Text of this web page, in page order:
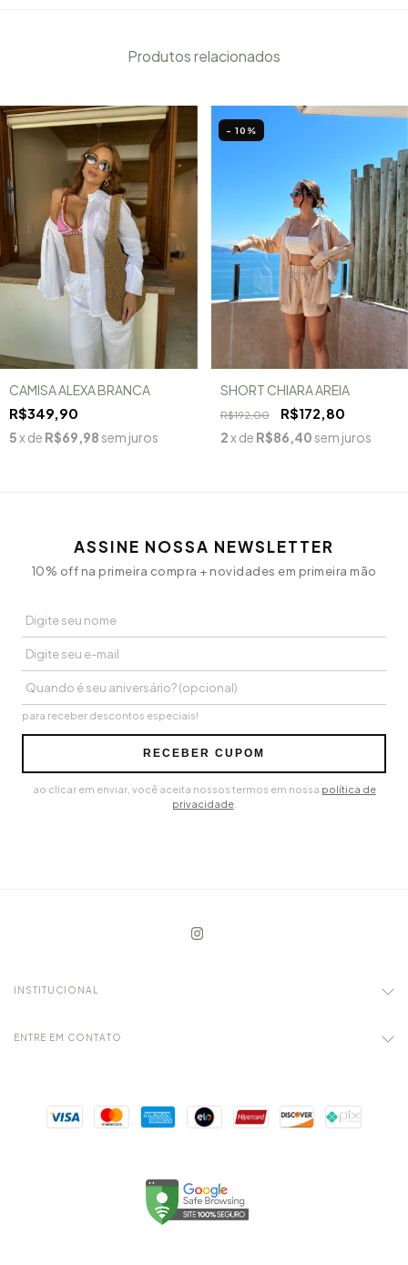
Produtos relacionados
CAMISA ALEXA BRANCA
R$349,90
5x de R$69,98 sem juros
- 10 %
SHORT CHIARA AREIA
R$192,00 R$172,80
2x de R$86,40 sem juros
ASSINE NOSSA NEWSLETTER
10% off na primeira compra + novidades em primeira mão
para receber descontos especiais!
RECEBER CUPOM
ao clicar em enviar, você aceita nossos termos em nossa política de
privacidade.
INSTITUCIONAL
ENTRE EM CONTATO